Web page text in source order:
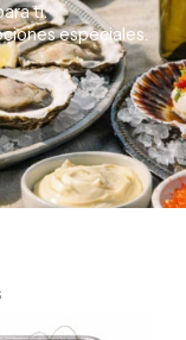
ti.
especiales.